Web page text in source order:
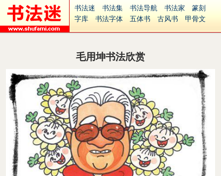
书法迷 书法集 书法导航 书法家
篆刻
字库
书法字体 五体书 古风书
甲骨文
集字
字形 大字 篆刻之家
古籍
中医 象棋 游戏
英语 印章 签名
硬筆字
字体下载
英文字体
Ai矢量
P图宝 南无阿弥陀佛
意见反馈
安全网站
捐赠 繁體版
毛用坤书法欣赏